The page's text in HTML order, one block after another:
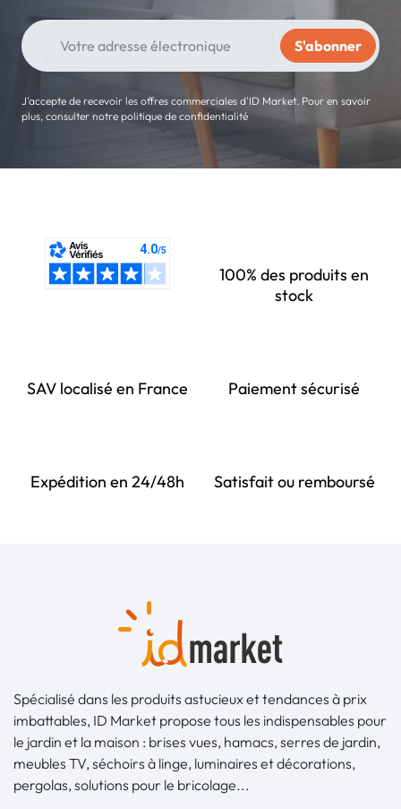
J'accepte de recevoir les offres commerciales d'ID Market. Pour en savoir
plus, consulter notre politique de confidentialité
100% des produits en
stock
SAV localisé en France Paiement sécurisé
Expédition en 24/48h Satisfait ou remboursé
Spécialisé dans les produits astucieux et tendances à prix
imbattables, ID Market propose tous les indispensables pour
le jardin et la maison : brises vues, hamacs, serres de jardin,
meubles TV, séchoirs à linge, luminaires et décorations,
pergolas, solutions pour le bricolage...